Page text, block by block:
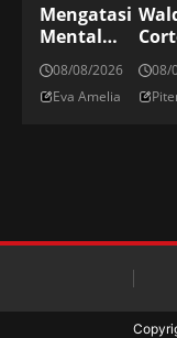
Mengatasi
Mental
Overload
Dengan
Rutinitas
08/08/2026
Eva Amelia
08/